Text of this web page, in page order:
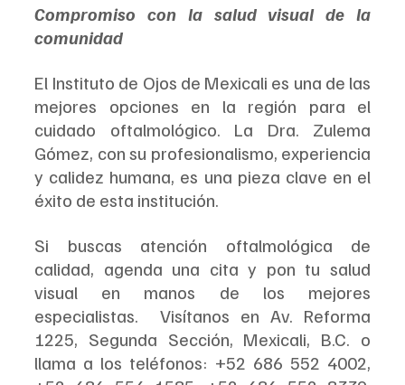
Compromiso con la salud visual de la
comunidad
El Instituto de Ojos de Mexicali es una de las
mejores opciones en la región para el
cuidado oftalmológico. La Dra. Zulema
Gómez, con su profesionalismo, experiencia
y calidez humana, es una pieza clave en el
éxito de esta institución.
Si buscas atención oftalmológica de
calidad, agenda una cita y pon tu salud
visual en manos de los mejores
especialistas.  Visítanos en Av. Reforma
1225, Segunda Sección, Mexicali, B.C. o
llama a los teléfonos: +52 686 552 4002,